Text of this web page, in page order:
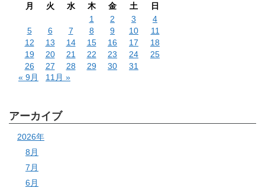
月
火 水 木 金 土
日
1
2 3
4
5
6 7 8 9 10
11
12
13 14 15 16 17
18
19
20 21 22 23 24
25
26
27 28 29 30
31
« 9月
11月 »
アーカイブ
2026年
8月
7月
6月